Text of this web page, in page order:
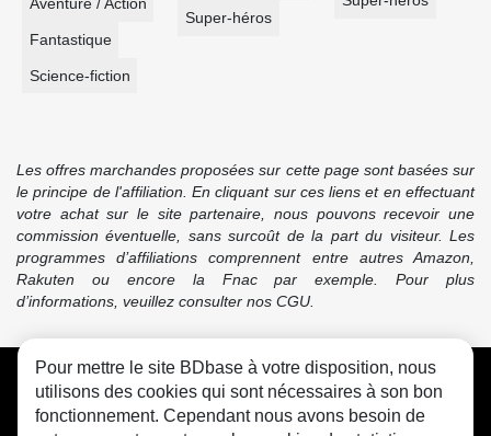
Aventure / Action
Fantastique
Science-fiction
Super-héros
Les offres marchandes proposées sur cette page sont basées sur
le principe de l'affiliation. En cliquant sur ces liens et en effectuant
votre achat sur le site partenaire, nous pouvons recevoir une
commission éventuelle, sans surcoût de la part du visiteur. Les
programmes d’affiliations comprennent entre autres Amazon,
Rakuten ou encore la Fnac par exemple. Pour plus
d’informations, veuillez consulter nos CGU.
CGU FAQ Contact Cookies
Pour mettre le site BDbase à votre disposition, nous
utilisons des cookies qui sont nécessaires à son bon
fonctionnement. Cependant nous avons besoin de